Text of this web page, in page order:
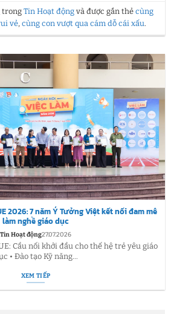
trong Tin Hoạt động và được gắn thẻ cùng
vẻ, cùng con vượt qua cám dỗ cái xấu.
2026: 7 năm Ý Tưởng Việt kết nối đam mê
làm nghề giáo dục
Tin Hoạt động27.07.2026
Cầu nối khởi đầu cho thế hệ trẻ yêu giáo
• Đào tạo Kỹ năng...
XEM TIẾP